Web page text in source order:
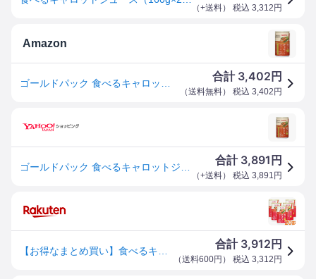
（+送料） 税込 3,312 円
Amazon
合計 3,402 円
（送料無料） 税込 3,402 円
合計 3,891 円
（+送料） 税込 3,891 円
合計 3,912 円
（送料600円 ） 税込 3,312 円